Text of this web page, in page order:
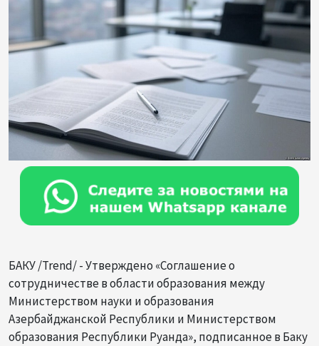
БАКУ /Trend/ - Утверждено «Соглашение о
сотрудничестве в области образования между
Министерством науки и образования
Азербайджанской Республики и Министерством
образования Республики Руанда», подписанное в Баку